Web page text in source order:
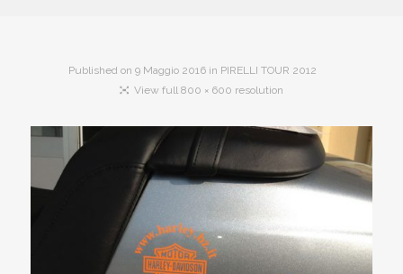
Abbigliamento e Accessori
Dolomiti Chapter
Finance
Published on 9 Maggio 2016in PIRELLI TOUR 2012
View full 800 × 600 resolution